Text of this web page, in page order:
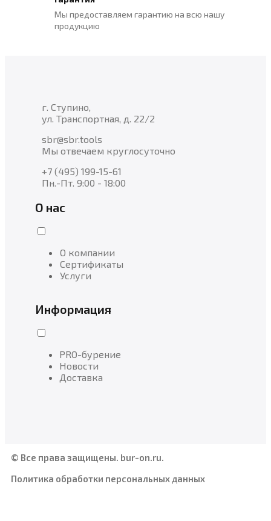
Мы предоставляем гарантию на всю нашу
продукцию
г. Ступино,
ул. Транспортная, д. 22/2
sbr@sbr.tools
Мы отвечаем круглосуточно
+7 (495) 199-15-61
Пн.-Пт. 9:00 - 18:00
О нас
О компании
Сертификаты
Услуги
Информация
PRO-бурение
Новости
Доставка
© Все права защищены. bur-on.ru.
Политика обработки персональных данных